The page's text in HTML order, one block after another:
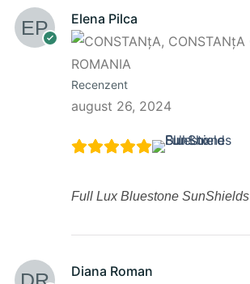
Elena Pilca
Recenzent
august 26, 2024
Full Lux Bluestone SunShields
Diana Roman